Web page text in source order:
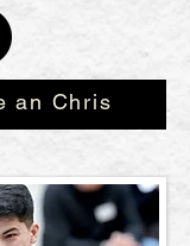
an Chris